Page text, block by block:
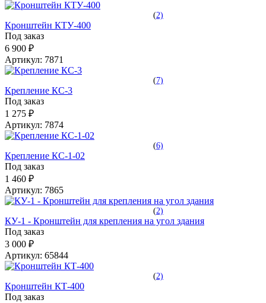
(2)
Кронштейн КТУ-400
Под заказ
6 900 ₽
Артикул: 7871
(7)
Крепление КС-3
Под заказ
1 275 ₽
Артикул: 7874
(6)
Крепление КС-1-02
Под заказ
1 460 ₽
Артикул: 7865
(2)
КУ-1 - Кронштейн для крепления на угол здания
Под заказ
3 000 ₽
Артикул: 65844
(2)
Кронштейн КТ-400
Под заказ